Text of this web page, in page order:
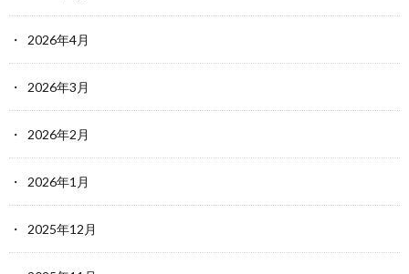
2026年4月
2026年3月
2026年2月
2026年1月
2025年12月